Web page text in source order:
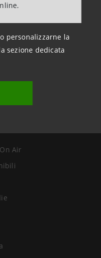
personalizzarne la
sezione dedicata
Air